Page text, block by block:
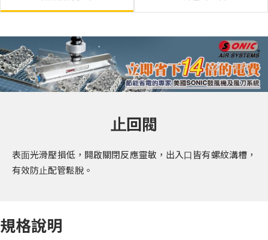
⽌回閥
表⾯光滑壓損低，開啟關閉反應靈敏，出入⼝皆有螺紋溝槽，
有效防⽌配管鬆脫。
規格說明